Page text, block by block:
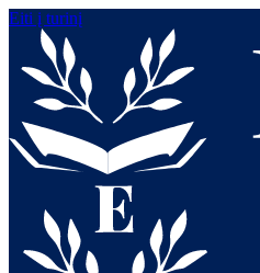
Eiti į turinį